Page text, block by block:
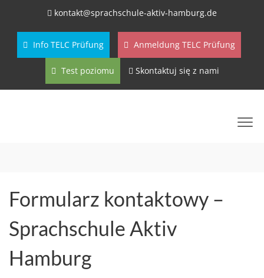
kontakt@sprachschule-aktiv-hamburg.de
Info TELC Prüfung Anmeldung TELC Prüfung
Test poziomu Skontaktuj się z nami
Formularz kontaktowy –
Sprachschule Aktiv
Hamburg